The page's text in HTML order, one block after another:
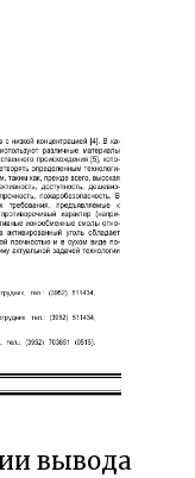
вывода